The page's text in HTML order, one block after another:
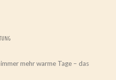
mehr warme Tage – das